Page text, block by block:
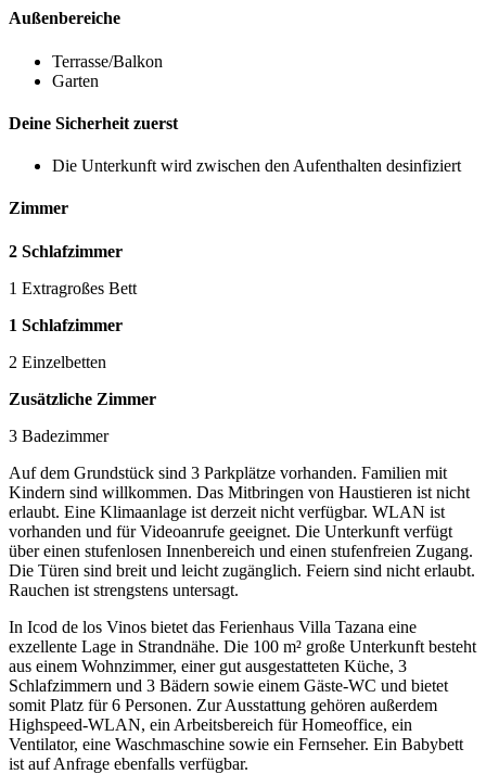
Außenbereiche
Terrasse/Balkon
Garten
Deine Sicherheit zuerst
Die Unterkunft wird zwischen den Aufenthalten desinfiziert
Zimmer
2 Schlafzimmer
1 Extragroßes Bett
1 Schlafzimmer
2 Einzelbetten
Zusätzliche Zimmer
3 Badezimmer
Auf dem Grundstück sind 3 Parkplätze vorhanden. Familien mit
Kindern sind willkommen. Das Mitbringen von Haustieren ist nicht
erlaubt. Eine Klimaanlage ist derzeit nicht verfügbar. WLAN ist
vorhanden und für Videoanrufe geeignet. Die Unterkunft verfügt
über einen stufenlosen Innenbereich und einen stufenfreien Zugang.
Die Türen sind breit und leicht zugänglich. Feiern sind nicht erlaubt.
Rauchen ist strengstens untersagt.
In Icod de los Vinos bietet das Ferienhaus Villa Tazana eine
exzellente Lage in Strandnähe. Die 100 m² große Unterkunft besteht
aus einem Wohnzimmer, einer gut ausgestatteten Küche, 3
Schlafzimmern und 3 Bädern sowie einem Gäste-WC und bietet
somit Platz für 6 Personen. Zur Ausstattung gehören außerdem
Highspeed-WLAN, ein Arbeitsbereich für Homeoffice, ein
Ventilator, eine Waschmaschine sowie ein Fernseher. Ein Babybett
ist auf Anfrage ebenfalls verfügbar.